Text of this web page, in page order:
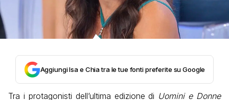
Aggiungi Isa e Chia tra le tue fonti preferite su Google
Tra i protagonisti dell’ultima edizione di Uomini e Donne